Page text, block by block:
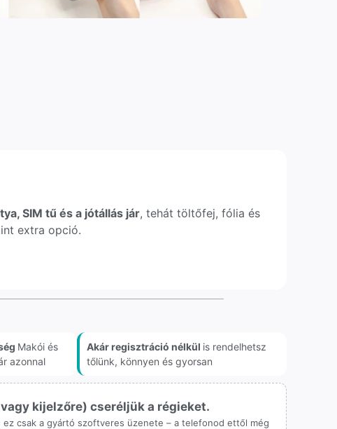
SIM tű és a jótállás jár, tehát töltőfej, fólia és
extra opció.
Makói és
azonnal
Akár regisztráció nélkül is rendelhetsz
tőlünk, könnyen és gyorsan
kijelzőre) cseréljük a régieket.
csak a gyártó szoftveres üzenete – a telefonod ettől még